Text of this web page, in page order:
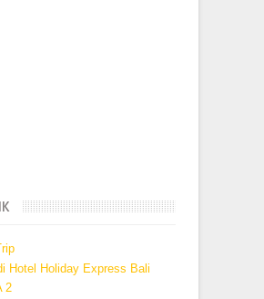
Hotel Holiday Express Bali
2